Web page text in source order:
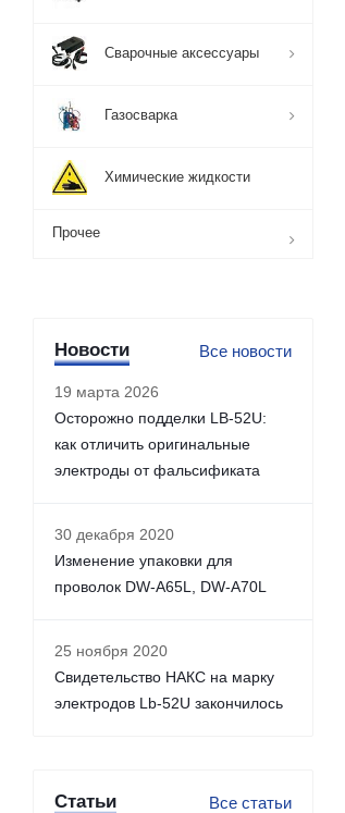
Сварочные аксессуары
Газосварка
Химические жидкости
Прочее
Новости Все новости
19 марта 2026
Осторожно подделки LB-52U:
как отличить оригинальные
электроды от фальсификата
30 декабря 2020
Изменение упаковки для
проволок DW-A65L, DW-A70L
25 ноября 2020
Свидетельство НАКС на марку
электродов Lb-52U закончилось
Статьи Все статьи